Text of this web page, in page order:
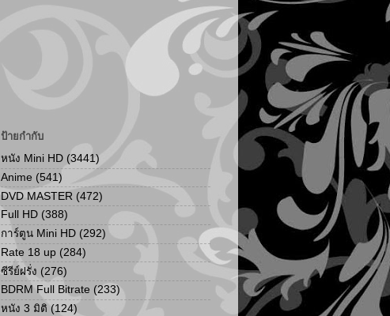
ป้ายกำกับ
หนัง Mini HD (3441)
Anime (541)
DVD MASTER (472)
Full HD (388)
การ์ตูน Mini HD (292)
Rate 18 up (284)
ซีรีย์ฝรั่ง (276)
BDRM Full Bitrate (233)
หนัง 3 มิติ (124)